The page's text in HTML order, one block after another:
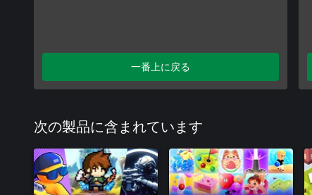
一番上に戻る
次の製品に含まれています